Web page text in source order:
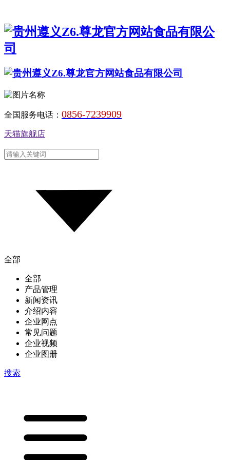
全国服务电话： 0856-7239909
天猫旗舰店
全部
全部
产品管理
新闻资讯
介绍内容
企业网点
常见问题
企业视频
企业图册
搜索